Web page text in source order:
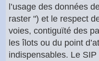
l’usage des données
raster ") et le respect
voies, contiguïté des
les îlots ou du point
indispensables. Le